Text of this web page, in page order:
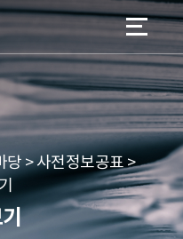
기
기
> 사전정보공표 >